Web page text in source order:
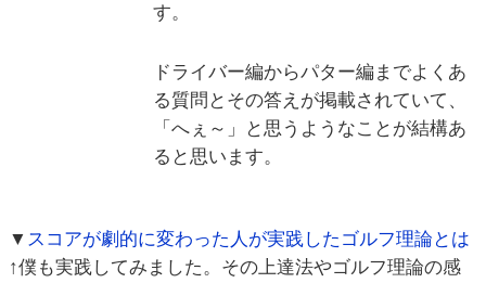
す。
ドライバー編からパター編までよくあ
る質問とその答えが掲載されていて、
「へぇ～」と思うようなことが結構あ
ると思います。
▼ スコアが劇的に変わった人が実践したゴルフ理論とは
↑僕も実践してみました。その上達法やゴルフ理論の感